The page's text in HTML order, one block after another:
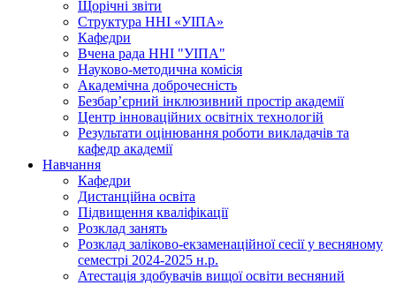
Щорічні звіти
Структура ННІ «УІПА»
Кафедри
Вчена рада ННІ "УІПА"
Науково-методична комісія
Академічна доброчесність
Безбар’єрний інклюзивний простір академії
Центр інноваційних освітніх технологій
Результати оцінювання роботи викладачів та
кафедр академії
Навчання
Кафедри
Дистанційна освіта
Підвищення кваліфікації
Розклад занять
Розклад заліково-екзаменаційної сесії у весняному
семестрі 2024-2025 н.р.
Атестація здобувачів вищої освіти весняний